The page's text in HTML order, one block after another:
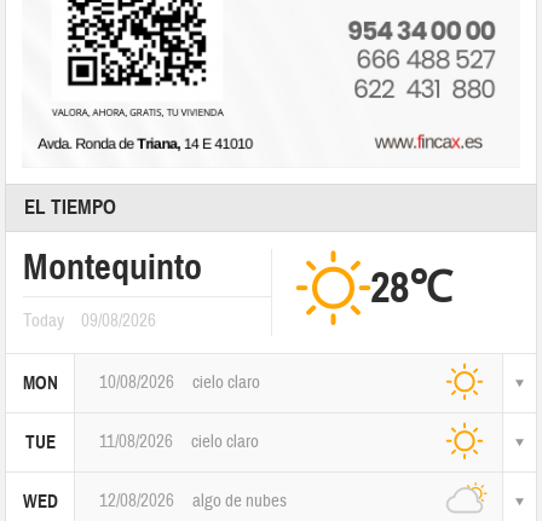
EL TIEMPO
Montequinto
Today 09/08/2026
28℃
MON 10/08/2026 cielo claro
TUE 11/08/2026 cielo claro
WED 12/08/2026 algo de nubes